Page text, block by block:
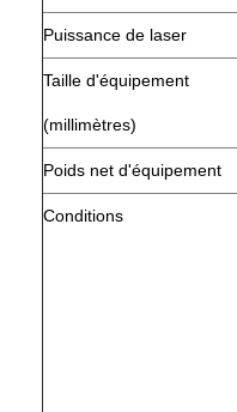
Puissance de laser
Taille d'équipement
(millimètres)
Poids net d'équipement
Conditions